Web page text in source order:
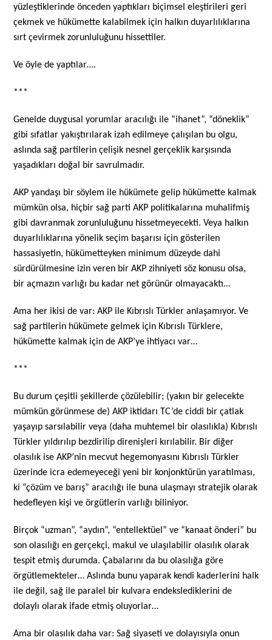
yüzleştiklerinde önceden yaptıkları biçimsel eleştirileri geri
çekmek ve hükümette kalabilmek için halkın duyarlılıklarına
sırt çevirmek zorunluluğunu hissettiler.
Ve öyle de yaptılar….
***
Genelde duygusal yorumlar aracılığı ile “ihanet”, “döneklik”
gibi sıfatlar yakıştırılarak izah edilmeye çalışılan bu olgu,
aslında sağ partilerin çelişik nesnel gerçeklik karşısında
yaşadıkları doğal bir savrulmadır.
AKP yandaşı bir söylem ile hükümete gelip hükümette kalmak
mümkün olsa, hiçbir sağ parti AKP politikalarına muhalifmiş
gibi davranmak zorunluluğunu hissetmeyecekti. Veya halkın
duyarlılıklarına yönelik seçim başarısı için gösterilen
hassasiyetin, hükümetteyken minimum düzeyde dahi
sürdürülmesine izin veren bir AKP zihniyeti söz konusu olsa,
bir açmazın varlığı bu kadar net görünür olmayacaktı…
Ama her ikisi de var: AKP ile Kıbrıslı Türkler anlaşamıyor. Ve
sağ partilerin hükümete gelmek için Kıbrıslı Türklere,
hükümette kalmak için de AKP’ye ihtiyacı var…
***
Bu durum çeşitli şekillerde çözülebilir; (yakın bir gelecekte
mümkün görünmese de) AKP iktidarı TC’de ciddi bir çatlak
yaşayıp sarsılabilir veya (daha muhtemel bir olasılıkla) Kıbrıslı
Türkler yıldırılıp bezdirilip direnişleri kırılabilir. Bir diğer
olasılık ise AKP’nin mecvut hegemonyasını Kıbrıslı Türkler
üzerinde icra edemeyeceği yeni bir konjonktürün yaratılması,
ki “çözüm ve barış” aracılığı ile buna ulaşmayı stratejik olarak
hedefleyen kişi ve örgütlerin varlığı biliniyor.
Birçok “uzman”, “aydın”, “entellektüel” ve “kanaat önderi” bu
son olasılığı en gerçekçi, makul ve ulaşılabilir olasılık olarak
tespit etmiş durumda. Çabalarını da bu olasılığa göre
örgütlemekteler… Aslında bunu yaparak kendi kaderlerini halk
ile değil, sağ ile paralel bir kulvara endekslediklerini de
dolaylı olarak ifade etmiş oluyorlar…
Ama bir olasılık daha var: Sağ siyaseti ve dolayısıyla onun